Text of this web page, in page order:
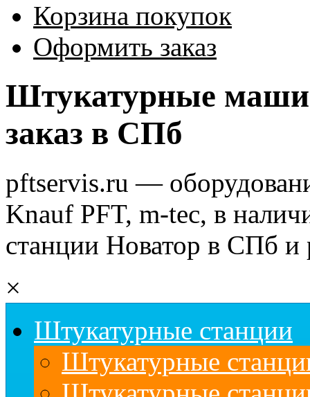
Корзина покупок
Оформить заказ
Штукатурные
заказ в СПб
pftservis.ru —
Knauf PFT, m-tec, в
станции Новатор в СПб и
×
Штукатурные станции
Штукатурные